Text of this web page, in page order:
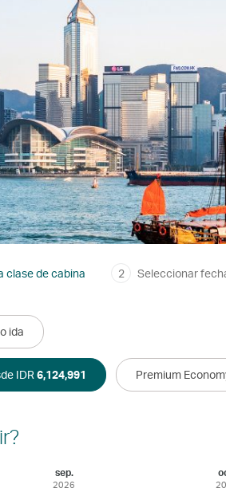
clase de cabina 2 Seleccionar
ida
IDR 6,124,991 Premium
sep.
2026